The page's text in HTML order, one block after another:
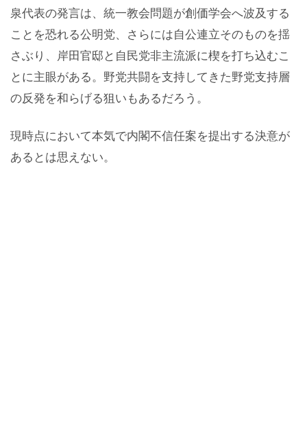
泉代表の発言は、統一教会問題が創価学会へ波及する
ことを恐れる公明党、さらには自公連立そのものを揺
さぶり、岸田官邸と自民党非主流派に楔を打ち込むこ
とに主眼がある。野党共闘を支持してきた野党支持層
の反発を和らげる狙いもあるだろう。
現時点において本気で内閣不信任案を提出する決意が
あるとは思えない。